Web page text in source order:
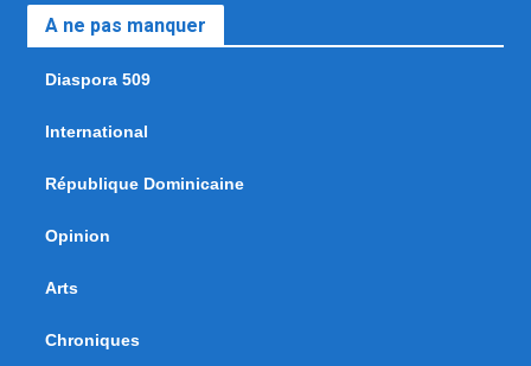
A ne pas manquer
Diaspora 509
International
République Dominicaine
Opinion
Arts
Chroniques